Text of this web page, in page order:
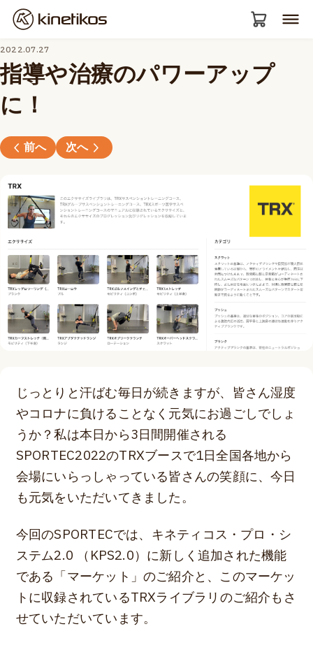
2022.07.27
指導や治療のパワーアップ
に！
前へ 次へ
じっとりと汗ばむ毎日が続きますが、皆さん湿度
やコロナに負けることなく元気にお過ごしでしょ
うか？私は本日から3日間開催される
SPORTEC2022のTRXブースで1日全国各地から
会場にいらっしゃっている皆さんの笑顔に、今日
も元気をいただいてきました。
今回のSPORTECでは、キネティコス・プロ・シ
ステム2.0 （KPS2.0）に新しく追加された機能
である「マーケット」のご紹介と、このマーケッ
トに収録されているTRXライブラリのご紹介もさ
せていただいています。